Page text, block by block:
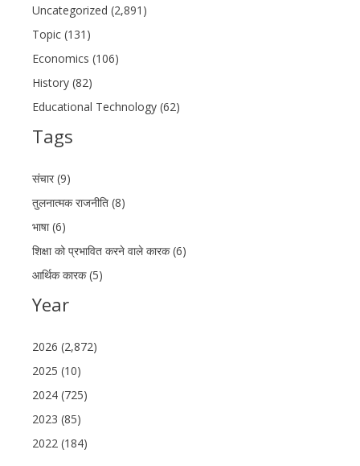
Uncategorized (2,891)
Topic (131)
Economics (106)
History (82)
Educational Technology (62)
Tags
संचार (9)
तुलनात्मक राजनीति (8)
भाषा (6)
शिक्षा को प्रभावित करने वाले कारक (6)
आर्थिक कारक (5)
Year
2026 (2,872)
2025 (10)
2024 (725)
2023 (85)
2022 (184)